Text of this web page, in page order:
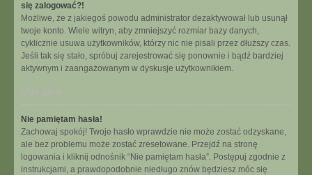
się zalogować?!
Możliwe, że z jakiegoś powodu administrator dezaktywował lub usunął
twoje konto. Wiele witryn, aby zmniejszyć rozmiar bazy danych,
cyklicznie usuwa użytkowników, którzy nic nie pisali przez dłuższy czas.
Jeśli tak się stało, spróbuj zarejestrować się ponownie i bądź bardziej
aktywnym i zaangażowanym w dyskusje użytkownikiem.
Na górę
Nie pamiętam hasła!
Zachowaj spokój! Twoje hasło wprawdzie nie może zostać odzyskane,
ale bez problemu może zostać zresetowane. Przejdź na stronę
logowania i kliknij odnośnik “Nie pamiętam hasła”. Postępuj zgodnie z
instrukcjami, a prawdopodobnie niedługo znów będziesz móc się